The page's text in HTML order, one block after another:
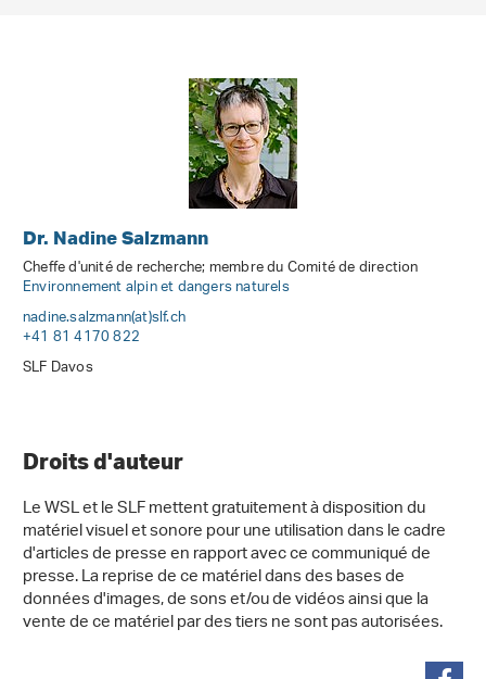
Dr. Nadine Salzmann
Cheffe d'unité de recherche; membre du Comité de direction
Environnement alpin et dangers naturels
nadine.salzmann(at)slf.ch
+41 81 4170 822
SLF Davos
Droits d'auteur
Le WSL et le SLF mettent gratuitement à disposition du
matériel visuel et sonore pour une utilisation dans le cadre
d'articles de presse en rapport avec ce communiqué de
presse. La reprise de ce matériel dans des bases de
données d'images, de sons et/ou de vidéos ainsi que la
vente de ce matériel par des tiers ne sont pas autorisées.